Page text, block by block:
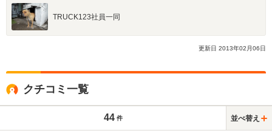
TRUCK123社員一同
更新日 2013年02 月06日
クチコミ一覧
44 件 並べ替え